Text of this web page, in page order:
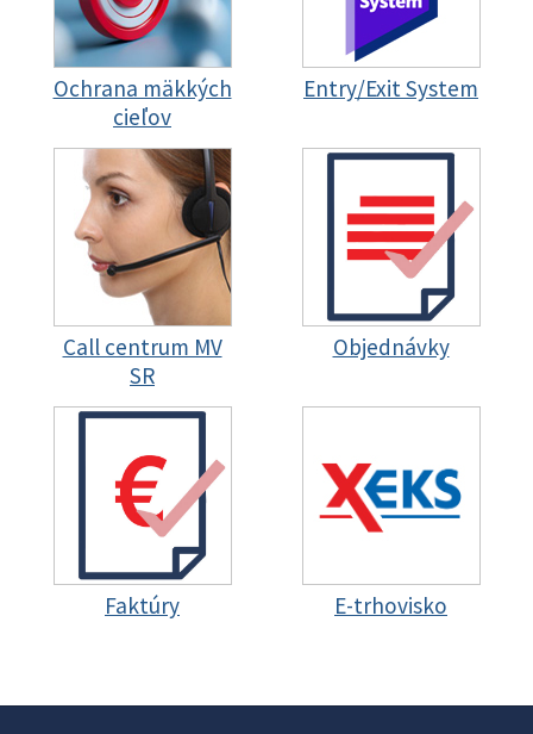
Ochrana mäkkých
cieľov
Entry/Exit System
Call centrum MV
SR
Objednávky
Faktúry E-trhovisko